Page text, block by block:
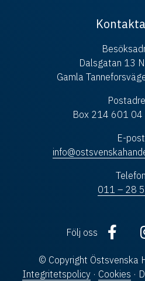
Dalsgatan 13
Gamla
Box 214 601 04
E-post
Telefon
011 – 28
Följ oss
© Copyright Östsvenska
Integritetspolicy · Cookies ·